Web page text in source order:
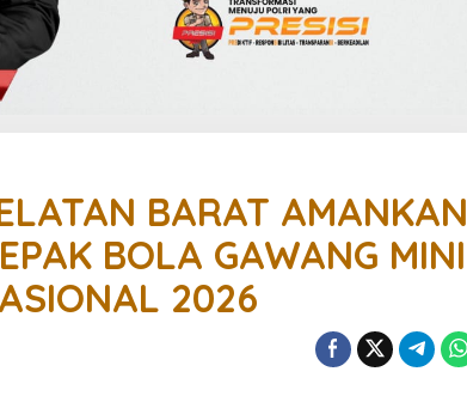
BARAT AMANKAN
BOLA GAWANG MINI
2026